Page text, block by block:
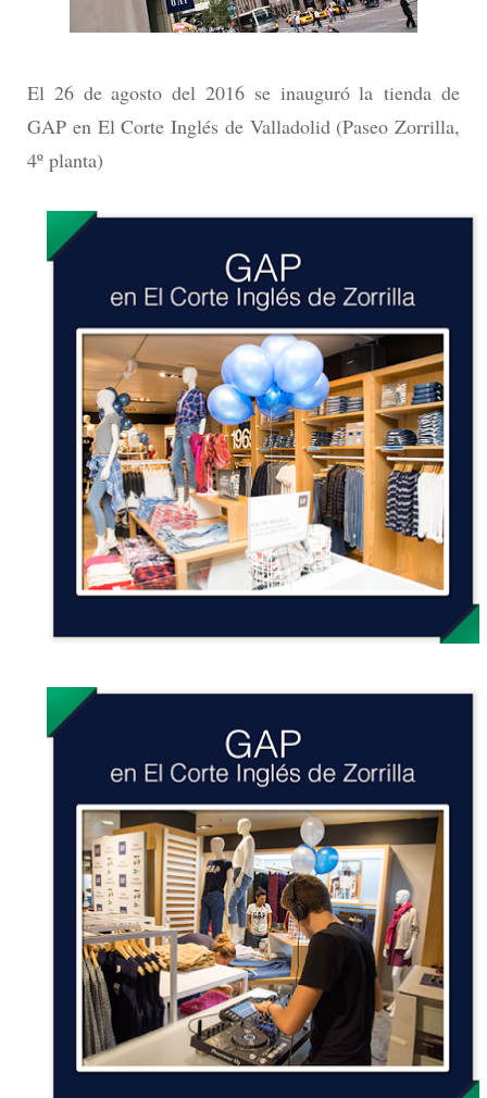
El 26 de agosto del 2016 se inauguró la tienda de
GAP en El Corte Inglés de Valladolid (Paseo Zorrilla,
4º planta)